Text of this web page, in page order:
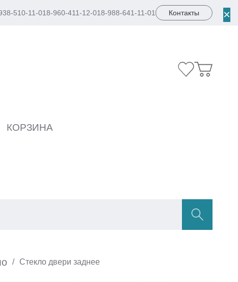
510-11-018-960-411-12-018-988-641-11-01 Контакты
КОРЗИНА
×
/ Стекло двери заднее